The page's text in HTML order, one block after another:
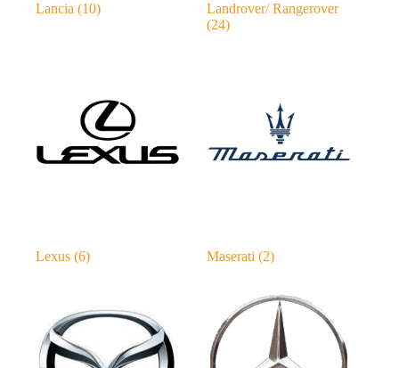
Lancia (10)
Landrover/ Rangerover
(24)
Lexus (6) Maserati(2)